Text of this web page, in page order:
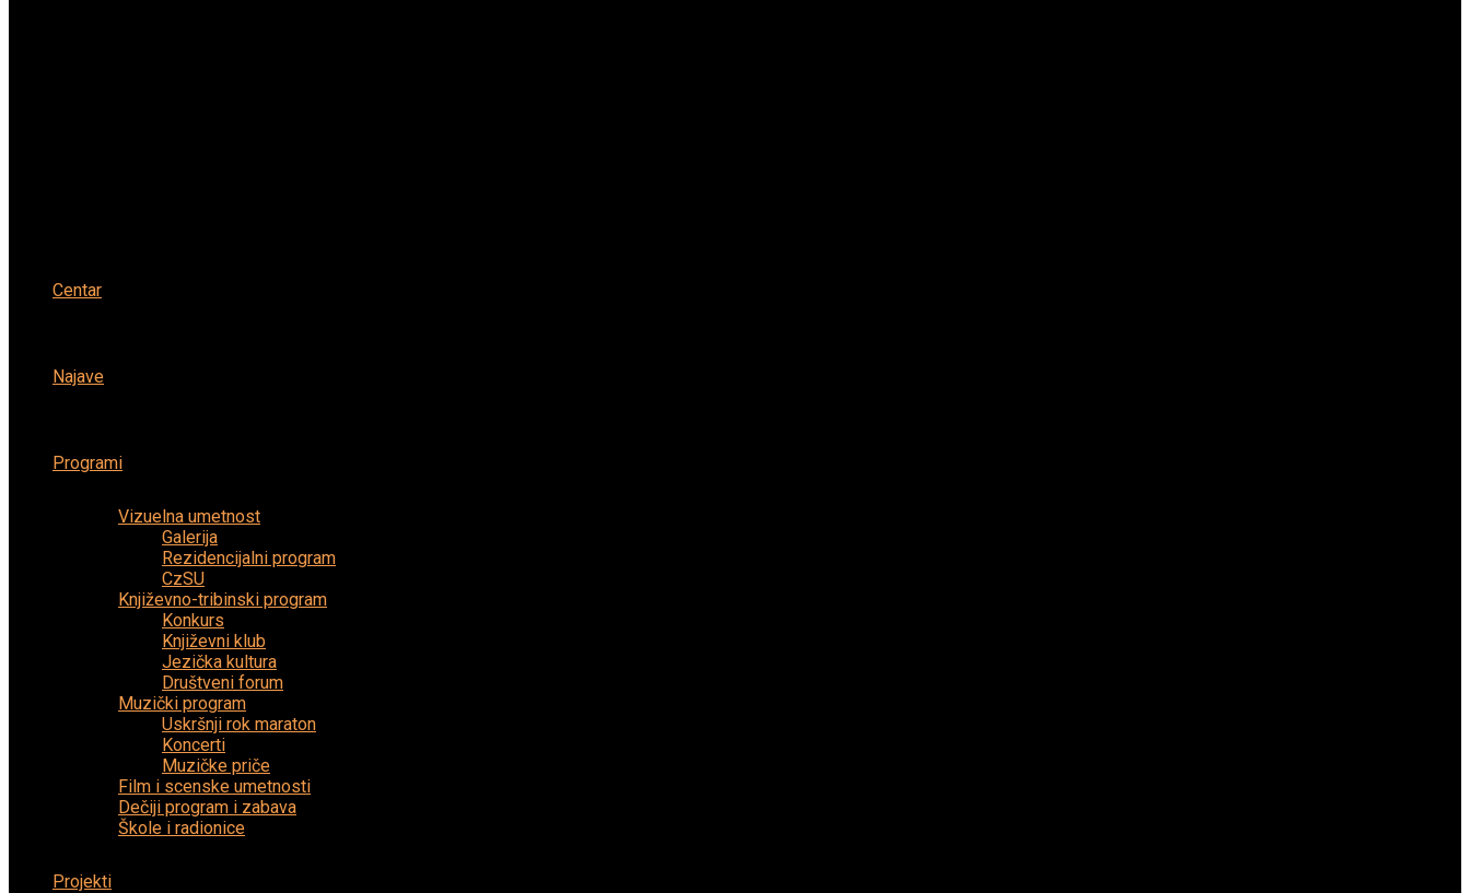
Centar
Najave
Programi
Vizuelna umetnost
Galerija
Rezidencijalni program
CzSU
Književno-tribinski program
Konkurs
Književni klub
Jezička kultura
Društveni forum
Muzički program
Uskršnji rok maraton
Koncerti
Muzičke priče
Film i scenske umetnosti
Dečiji program i zabava
Škole i radionice
Projekti